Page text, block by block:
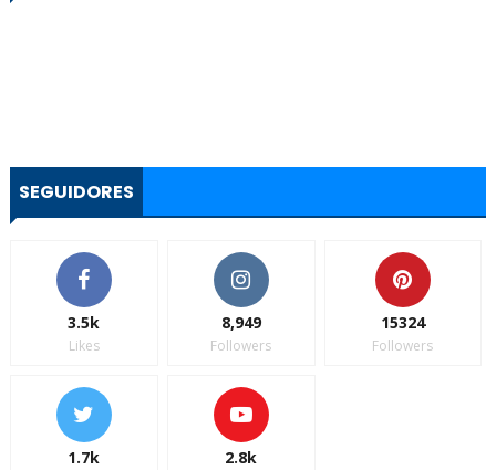
SEGUIDORES
3.5k
Likes
8,949
Followers
15324
Followers
1.7k 2.8k